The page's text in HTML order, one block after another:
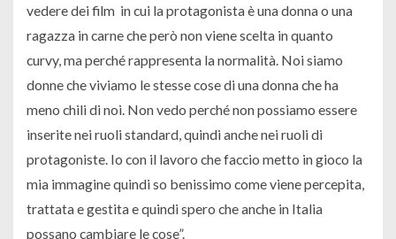
vedere dei film in cui la protagonista è una donna o una
ragazza in carne che però non viene scelta in quanto
curvy, ma perché rappresenta la normalità. Noi siamo
donne che viviamo le stesse cose di una donna che ha
meno chili di noi. Non vedo perché non possiamo essere
inserite nei ruoli standard, quindi anche nei ruoli di
protagoniste. Io con il lavoro che faccio metto in gioco la
mia immagine quindi so benissimo come viene percepita,
trattata e gestita e quindi spero che anche in Italia
possano cambiare le cose”.